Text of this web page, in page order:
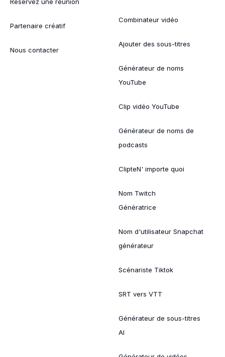
Partenaire créatif
Nous contacter
Combinateur vidéo
Ajouter des sous-titres
Générateur de noms
YouTube
Clip vidéo YouTube
Générateur de noms de
podcasts
ClipteN' importe quoi
Nom Twitch
Génératrice
Nom d'utilisateur Snapchat
générateur
Scénariste Tiktok
SRT vers VTT
Générateur de sous-titres
AI